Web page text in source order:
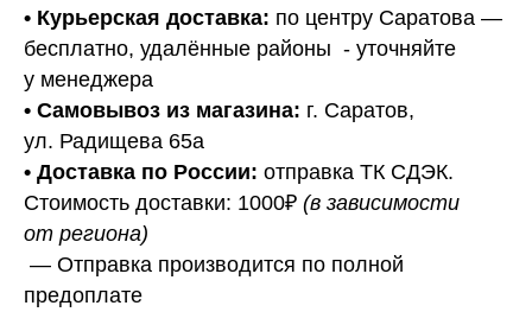
• Курьерская доставка: по центру Саратова —
бесплатно, удалённые районы - уточняйте
у менеджера
• Самовывоз из магазина: г. Саратов,
ул. Радищева 65а
• Доставка по России: отправка ТК СДЭК.
Стоимость доставки: 1000₽ (в зависимости
от региона)
— Отправка производится по полной
предоплате